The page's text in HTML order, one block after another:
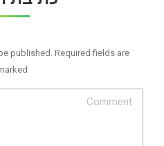
published. Required fields are
Comment